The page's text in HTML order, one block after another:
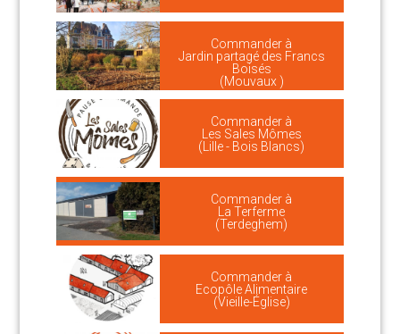
Commander à
Jardin partagé des Francs
Boisés
(Mouvaux )
Commander à
Les Sales Mômes
(Lille - Bois Blancs)
Commander à
La Terferme
(Terdeghem)
Commander à
Ecopôle Alimentaire
(Vieille-Église)